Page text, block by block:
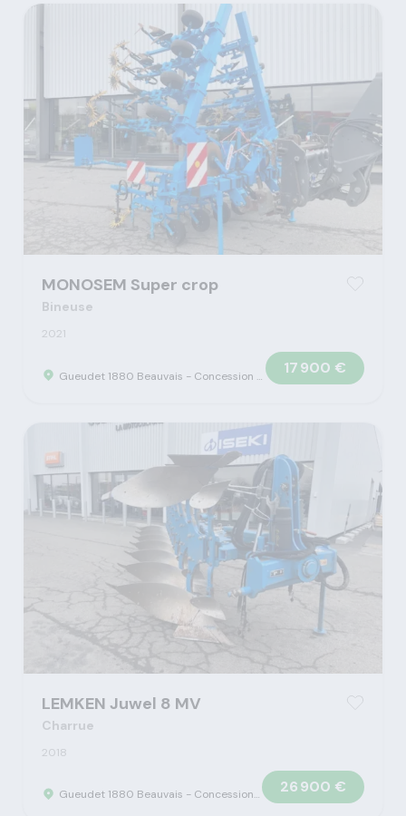
MONOSEM Super crop
Bineuse
2021
Gueudet 1880 Beauvais - Concession Claas 17 900 €
LEMKEN Juwel 8 MV
Charrue
2018
Gueudet 1880 Beauvais - Concession Claas 26 900 €